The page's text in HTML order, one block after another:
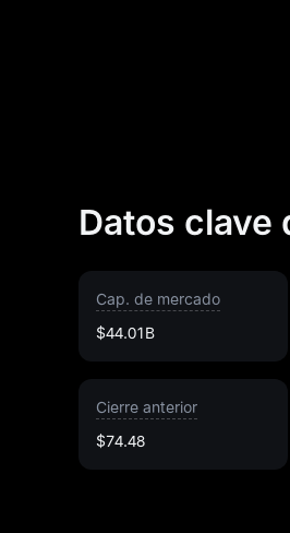
Datos clave
Cap. de mercado
$44.01B
Cierre anterior
$74.48